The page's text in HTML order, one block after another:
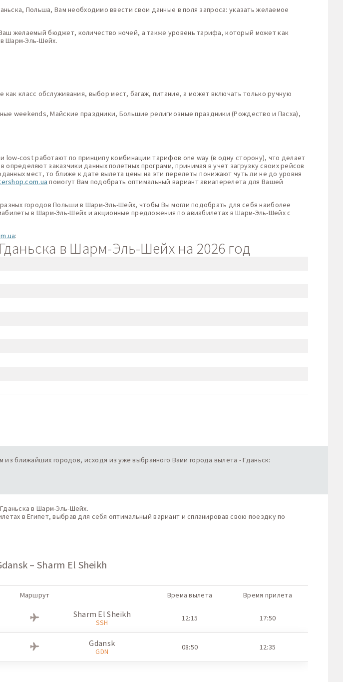
Польша, Вам необходимо ввести свои данные в поля запроса: указать желаемое
желаемый бюджет, количество ночей, а также уровень тарифа, который может как
Шарм-Эль-Шейх.
класс обслуживания, выбор мест, багаж, питание, а может включать только ручную
weekends, Майские праздники, Большие религиозные праздники (Рождество и Пасха),
cost работают по принципу комбинации тарифов one way (в одну сторону), что делает
заказчики данных полетных программ, принимая в учет загрузку своих рейсов
мест, то ближе к дате вылета цены на эти перелеты понижают чуть ли не до уровня
помогут Вам подобрать оптимальный вариант авиаперелета для Вашей
городов Польши в Шарм-Эль-Шейх, чтобы Вы могли подобрать для себя наиболее
в Шарм-Эль-Шейх и акционные предложения по авиабилетах в Шарм-Эль-Шейх с
:
в Шарм-Эль-Шейх на 2026 год
ближайших городов, исходя из уже выбранного Вами города вылета - Гданьск:
в Шарм-Эль-Шейх.
в Египет, выбрав для себя оптимальный вариант и спланировав свою поездку по
– Sharm El Sheikh
Маршрут Врема вылета Время прилета
Sharm El Sheikh
SSH 12:15 17:50
Gdansk
GDN 08:50 12:35